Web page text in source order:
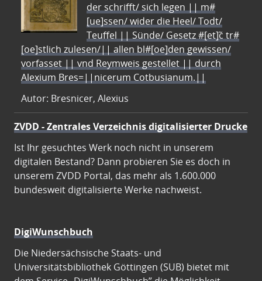
der schrifft/ sich legen || m#
[ue]ssen/ wider die Heel/ Todt/
Teuffel || Sünde/ Gesetz #[et]c̃ tr#
[oe]stlich zulesen/|| allen bl#[oe]den gewissen/
vorfasset || vnd Reymweis gestellet || durch
Alexium Bres=||nicerum Cotbusianum.||
Autor: Bresnicer, Alexius
ZVDD - Zentrales Verzeichnis digitalisierter Drucke
Ist Ihr gesuchtes Werk noch nicht in unserem
digitalen Bestand? Dann probieren Sie es doch in
unserem ZVDD Portal, das mehr als 1.600.000
bundesweit digitalisierte Werke nachweist.
DigiWunschbuch
Die Niedersächsische Staats- und
Universitätsbibliothek Göttingen (SUB) bietet mit